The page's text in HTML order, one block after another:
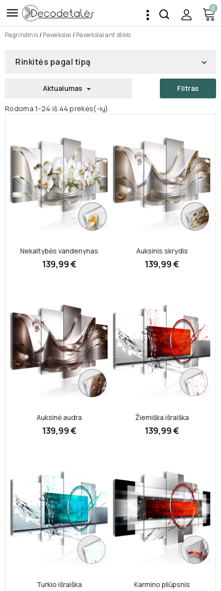
 0
Pagrindinis Paveikslai Paveikslai ant stiklo
Rinkitės pagal tipą 
Aktualumas  Filtras
Rodoma 1-24 iš 44 prekės(-ių)
Nekaltybės vandenynas
139,99 €
Auksinis skrydis
139,99 €
Auksinė audra
139,99 €
Žiemiška išraiška
139,99 €
Turkio išraiška Karmino pliūpsnis